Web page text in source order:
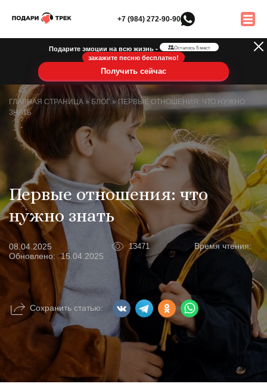
+7 (984) 272-90-90
Подарите эмоции на всю жизнь - Осталось 5 мест
закажите песню бесплатно!
Получить сейчас
ГЛАВНАЯ СТРАНИЦА » БЛОГ »ПЕРВЫЕ ОТНОШЕНИЯ: ЧТО НУЖНО
ЗНАТЬ
Первые отношения: что
нужно знать
08.04.2025 13471
Время чтения:
Обновлено:
15.04.2025
Сохранить статью: